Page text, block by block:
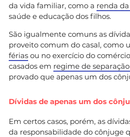
da vida familiar, como a renda da
saúde e educação dos filhos.
São igualmente comuns as
proveito comum do casal, como
férias ou no exercício do
casados em regime de
provado que apenas um dos
Dívidas de apenas um dos
Em certos casos, porém, as
da responsabilidade do cônjuge